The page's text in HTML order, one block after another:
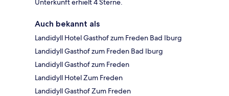
Unterkunft erhielt 4 Sterne.
Auch bekannt als
Landidyll Hotel Gasthof zum Freden Bad Iburg
Landidyll Gasthof zum Freden Bad Iburg
Landidyll Gasthof zum Freden
Landidyll Hotel Zum Freden
Landidyll Gasthof Zum Freden